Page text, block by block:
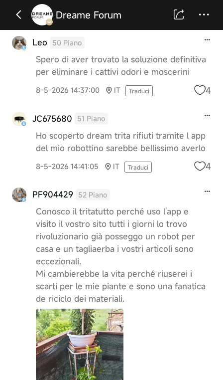
Dreame Forum
Leo 50 Piano
Spero di aver trovato la soluzione definitiva
per eliminare i cattivi odori e moscerini
8-5-2026 14:37:00 IT Traduci 4
JC675680 51 Piano
Ho scoperto dream trita rifiuti tramite l app
del mio robottino sarebbe bellissimo averlo
8-5-2026 14:41:05 IT Traduci 4
PF904429 52 Piano
Conosco il tritatutto perché uso l'app e
visito il vostro sito tutti i giorni lo trovo
rivoluzionario già posseggo un robot per
casa e un tagliaerba i vostri articoli sono
eccezionali.
Mi cambierebbe la vita perché riuserei i
scarti per le mie piante e sono una fanatica
de riciclo dei materiali.